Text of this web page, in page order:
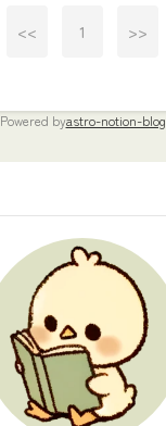
<< 1 >>
Powered byastro-notion-blog